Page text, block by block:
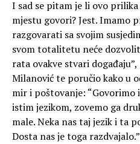
I sad se pitam je li ovo
mjestu govori? Jest. Imamo
razgovarati sa svojim
svom totalitetu neće
rata ovakve stvari
Milanović te poručio kako u
mir i poštovanje:
istim jezikom, zovemo ga
male. Neka nas taj jezik i ta
Dosta nas je toga razdvajalo.”